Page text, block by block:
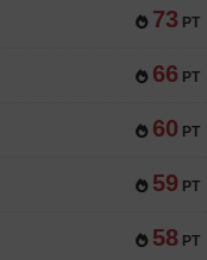
73 PT
66 PT
60 PT
59 PT
58 PT